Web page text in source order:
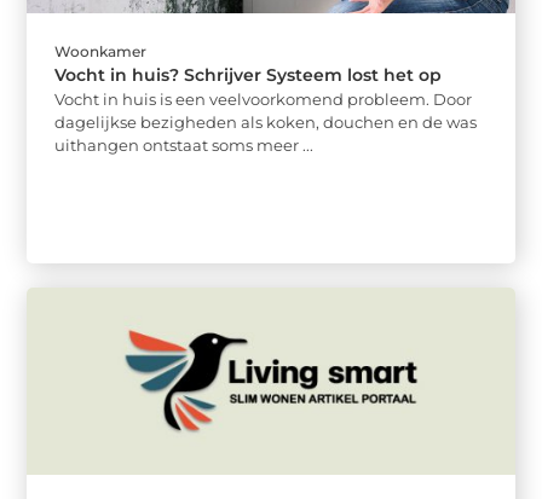
Woonkamer
Vocht in huis? Schrijver Systeem lost het op
Vocht in huis is een veelvoorkomend probleem. Door
dagelijkse bezigheden als koken, douchen en de was
uithangen ontstaat soms meer ...